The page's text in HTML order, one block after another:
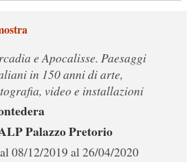
e Apocalisse. Paesaggi
in 150 anni di arte,
video e installazioni
Palazzo Pretorio
08/12/2019 al 26/04/2020